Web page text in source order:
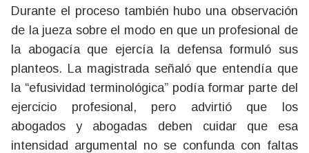
Durante el proceso también hubo una observación
de la jueza sobre el modo en que un profesional de
la abogacía que ejercía la defensa formuló sus
planteos. La magistrada señaló que entendía que
la “efusividad terminológica” podía formar parte del
ejercicio profesional, pero advirtió que los
abogados y abogadas deben cuidar que esa
intensidad argumental no se confunda con faltas